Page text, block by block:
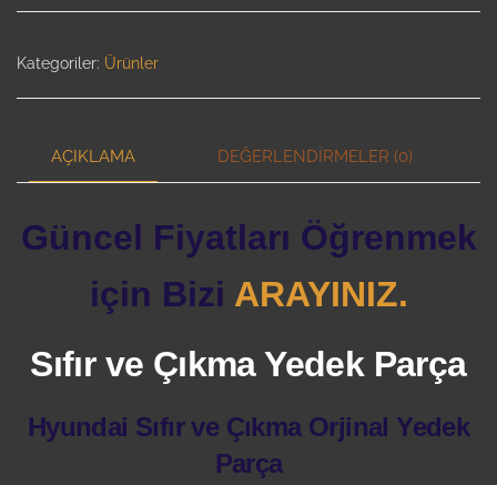
Kategoriler: Ürünler
AÇIKLAMA DEĞERLENDIRMELER (0)
Güncel Fiyatları Öğrenmek
için Bizi ARAYINIZ.
Sıfır ve Çıkma Yedek Parça
Hyundai Sıfır ve Çıkma Orjinal Yedek
Parça